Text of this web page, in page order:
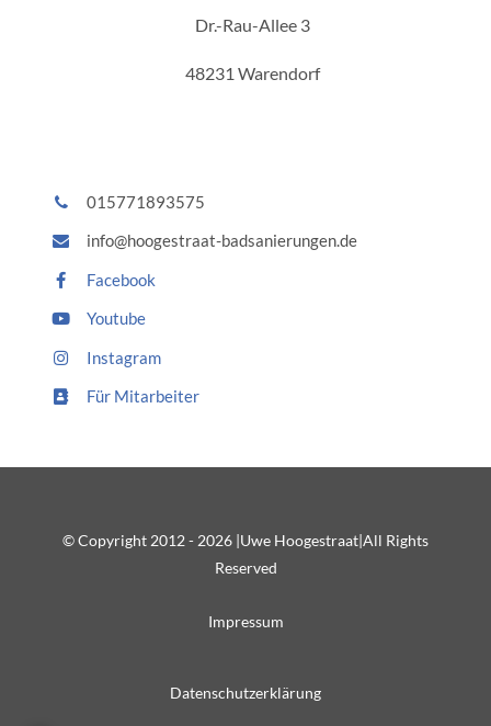
Dr.-Rau-Allee 3
48231 Warendorf
015771893575
info@hoogestraat-badsanierungen.de
Facebook
Youtube
Instagram
Für Mitarbeiter
© Copyright 2012 - 2026 |Uwe Hoogestraat|All Rights
Reserved
Impressum
Datenschutzerklärung